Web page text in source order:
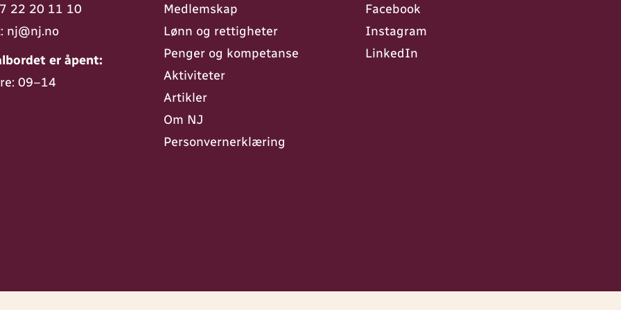
22 20 11 10
nj@nj.no
er åpent:
09–14
Medlemskap
Lønn og rettigheter
Penger og kompetanse
Aktiviteter
Artikler
Om NJ
Personvern­erklæring
Facebook
Instagram
LinkedIn